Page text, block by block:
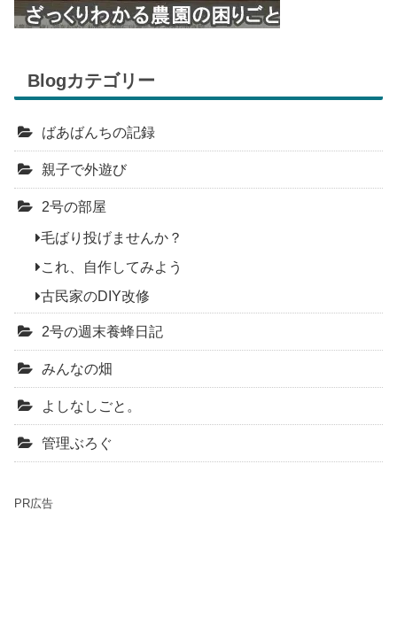
Blogカテゴリー
ばあばんちの記録
親子で外遊び
2号の部屋
毛ばり投げませんか？
これ、自作してみよう
古民家のDIY改修
2号の週末養蜂日記
みんなの畑
よしなしごと。
管理ぶろぐ
PR広告